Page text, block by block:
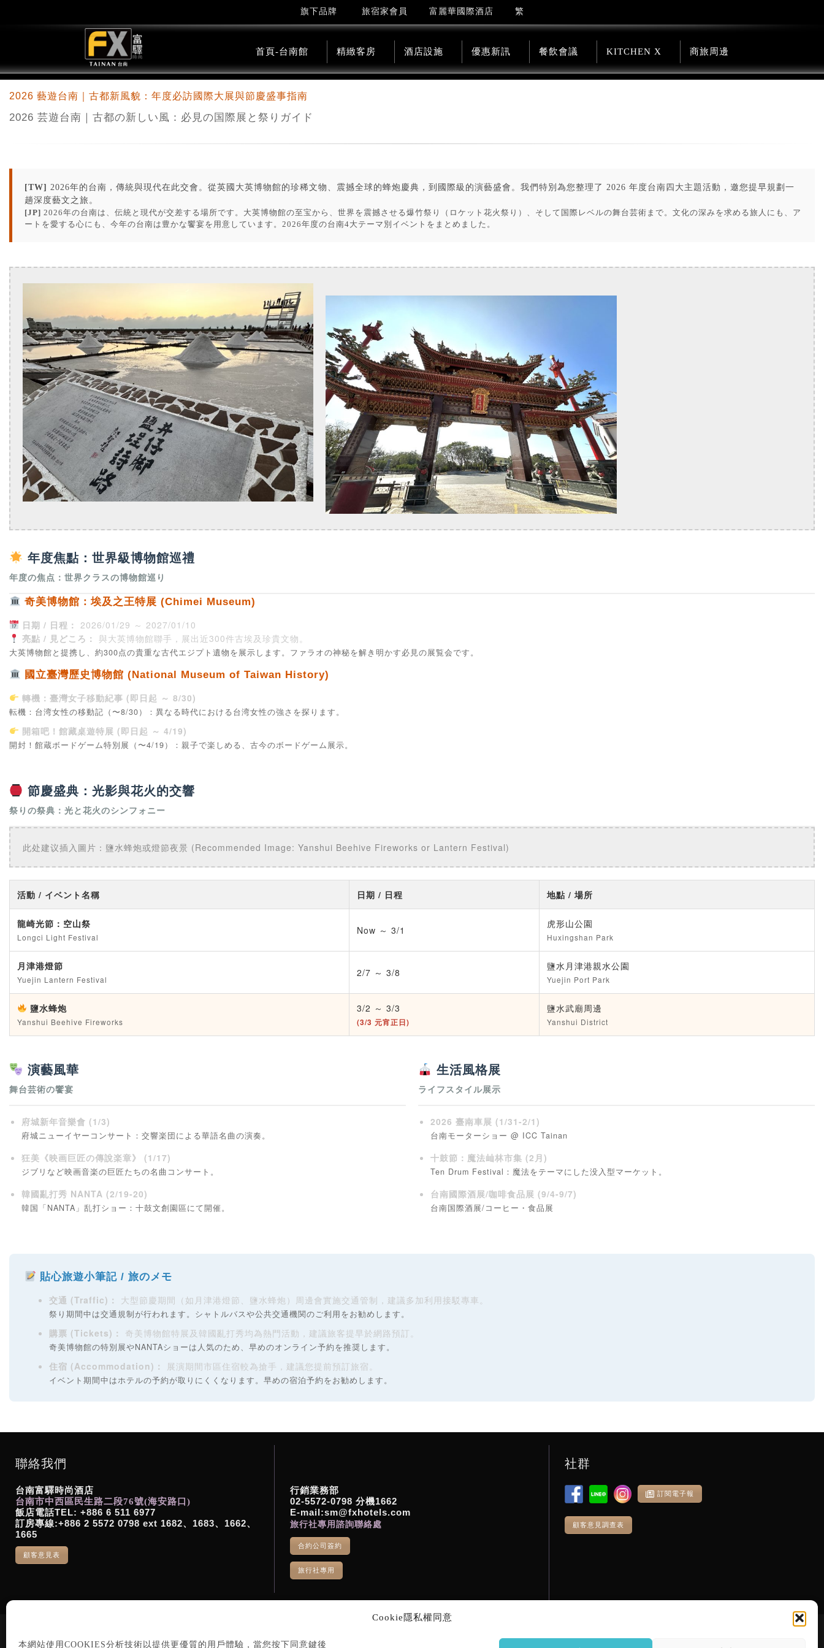
Cookie隱私權同意
本網站使用COOKIES分析技術以提供更優質的用戶體驗，當您按下同意鍵後
旗下品牌 旅宿家會員 富麗華國際酒店 繁
首頁-台南館 精緻客房 酒店設施 優惠新訊 餐飲會議 KITCHEN X 商旅周邊
2026 藝遊台南｜古都新風貌：年度必訪國際大展與節慶盛事指南
2026 芸遊台南｜古都の新しい風：必見の国際展と祭りガイド
[TW] 2026年的台南，傳統與現代在此交會。從英國大英博物館的珍稀文物、震撼全球的蜂炮慶典，到國際級的演藝盛會。我們特別為您整理了 2026 年度台南四大主題活動，邀您提早規劃一
趟深度藝文之旅。
[JP] 2026年の台南は、伝統と現代が交差する場所です。大英博物館の至宝から、世界を震撼させる爆竹祭り（ロケット花火祭り）、そして国際レベルの舞台芸術まで。文化の深みを求める旅人にも、ア
ートを愛する心にも、今年の台南は豊かな饗宴を用意しています。2026年度の台南4大テーマ別イベントをまとめました。
年度焦點：世界級博物館巡禮
年度の焦点：世界クラスの博物館巡り
奇美博物館：埃及之王特展 (Chimei Museum)
日期 / 日程： 2026/01/29 ～ 2027/01/10
亮點 / 見どころ： 與大英博物館聯手，展出近300件古埃及珍貴文物。
大英博物館と提携し、約300点の貴重な古代エジプト遺物を展示します。ファラオの神秘を解き明かす必見の展覧会です。
國立臺灣歷史博物館 (National Museum of Taiwan History)
轉機：臺灣女子移動紀事 (即日起 ～ 8/30)
転機：台湾女性の移動記（〜8/30）：異なる時代における台湾女性の強さを探ります。
開箱吧！館藏桌遊特展 (即日起 ～ 4/19)
開封！館蔵ボードゲーム特別展（〜4/19）：親子で楽しめる、古今のボードゲーム展示。
節慶盛典：光影與花火的交響
祭りの祭典：光と花火のシンフォニー
此处建议插入圖片：鹽水蜂炮或燈節夜景 (Recommended Image: Yanshui Beehive Fireworks or Lantern Festival)
活動 / イベント名稱 日期 / 日程 地點 / 場所
龍崎光節：空山祭
Longci Light Festival
Now ～ 3/1
虎形山公園
Huxingshan Park
月津港燈節
Yuejin Lantern Festival
2/7 ～ 3/8
鹽水月津港親水公園
Yuejin Port Park
鹽水蜂炮
Yanshui Beehive Fireworks
3/2 ～ 3/3
(3/3 元宵正日)
鹽水武廟周邊
Yanshui District
演藝風華
舞台芸術の饗宴
府城新年音樂會 (1/3)
府城ニューイヤーコンサート：交響楽団による華語名曲の演奏。
狂美《映画巨匠の傳說楽章》 (1/17)
ジブリなど映画音楽の巨匠たちの名曲コンサート。
韓國亂打秀 NANTA (2/19-20)
韓国「NANTA」乱打ショー：十鼓文創園區にて開催。
生活風格展
ライフスタイル展示
2026 臺南車展 (1/31-2/1)
台南モーターショー @ ICC Tainan
十鼓節：魔法屾林市集 (2月)
Ten Drum Festival：魔法をテーマにした没入型マーケット。
台南國際酒展/咖啡食品展 (9/4-9/7)
台南国際酒展/コーヒー・食品展
貼心旅遊小筆記 / 旅のメモ
交通 (Traffic)： 大型節慶期間（如月津港燈節、鹽水蜂炮）周邊會實施交通管制，建議多加利用接駁專車。
祭り期間中は交通規制が行われます。シャトルバスや公共交通機関のご利用をお勧めします。
購票 (Tickets)： 奇美博物館特展及韓國亂打秀均為熱門活動，建議旅客提早於網路預訂。
奇美博物館の特別展やNANTAショーは人気のため、早めのオンライン予約を推奨します。
住宿 (Accommodation)： 展演期間市區住宿較為搶手，建議您提前預訂旅宿。
イベント期間中はホテルの予約が取りにくくなります。早めの宿泊予約をお勧めします。
聯絡我們
台南富驛時尚酒店
台南市中西區民生路二段76號(海安路口)
飯店電話TEL: +886 6 511 6977
訂房專線:+886 2 5572 0798 ext 1682、1683、1662、
1665
顧客意見表
行銷業務部
02-5572-0798 分機1662
E-mail:sm@fxhotels.com
旅行社專用諮詢聯絡處
合約公司簽約
旅行社專用
社群
訂閱電子報
顧客意見調查表